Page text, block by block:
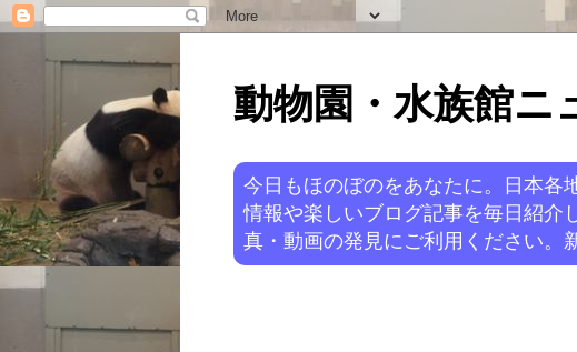
動物園・水族館ニ
今日もほのぼのをあなたに。日本各
情報や楽しいブログ記事を毎日紹介
真・動画の発見にご利用ください。